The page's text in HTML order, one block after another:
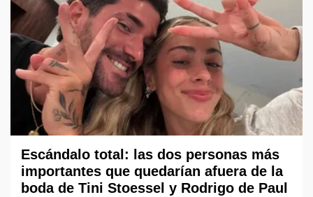
Escándalo total: las dos personas más
importantes que quedarían afuera de la
boda de Tini Stoessel y Rodrigo de Paul